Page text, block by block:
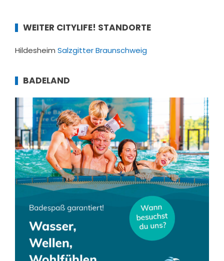
WEITER CITYLIFE! STANDORTE
Hildesheim SalzgitterBraunschweig
BADELAND